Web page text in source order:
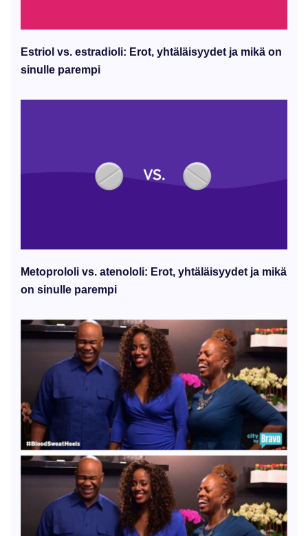
Estriol vs. estradioli: Erot, yhtäläisyydet ja mikä on
sinulle parempi
Metoprololi vs. atenololi: Erot, yhtäläisyydet ja mikä
on sinulle parempi